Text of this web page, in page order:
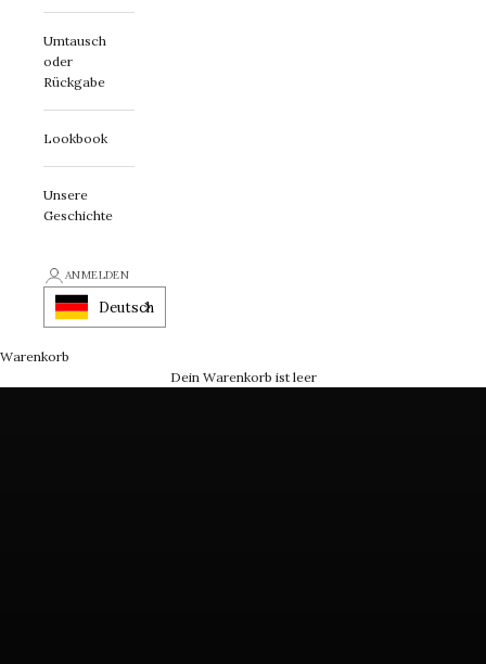
Umtausch
oder
Rückgabe
Lookbook
Unsere
Geschichte
ANMELDEN
Deutsch
Warenkorb
Dein Warenkorb ist leer
Ein Schmuckstück mit Charakter